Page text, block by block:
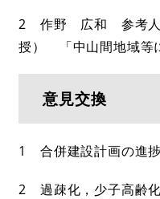
2 作野 広和 参考人
授） 「中山間地域等
意見交換
1 合併建設計画の進
2 過疎化，少子高齢